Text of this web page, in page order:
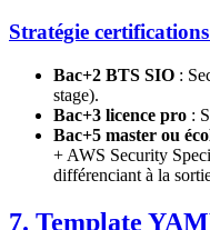
Stratégie
Bac+2 BTS SIO :
stage).
Bac+3 licence pro :
Bac+5 master ou
+ AWS Security
différenciant à la
7. Template